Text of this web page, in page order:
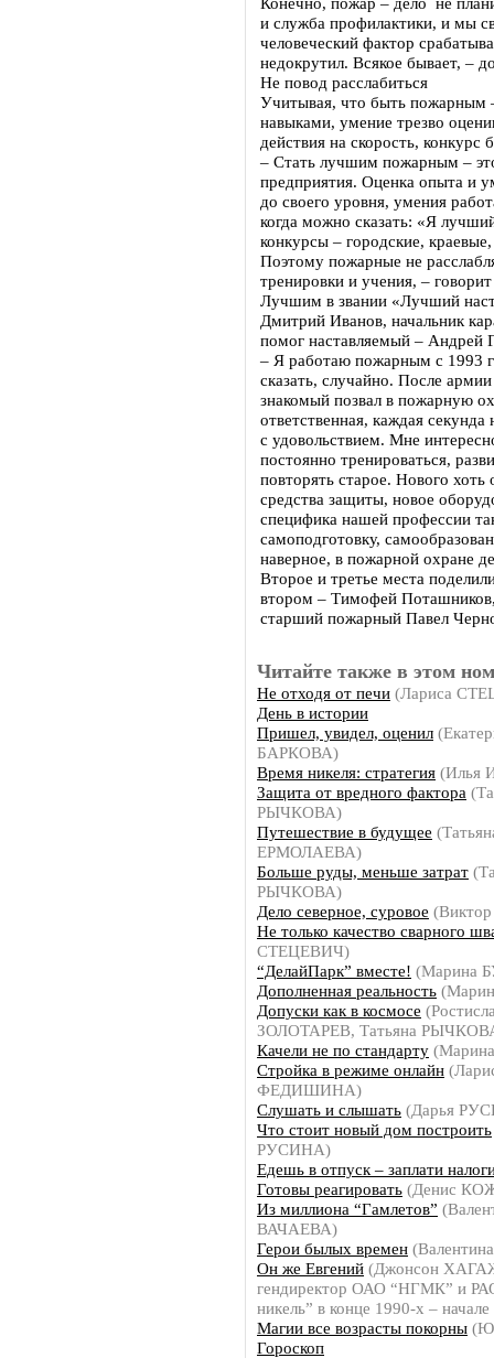
и служба профилактики, и мы
человеческий фактор
недокрутил. Всякое бывает, –
Не повод расслабиться
Учитывая, что быть пожарным
навыками, умение трезво
действия на скорость,
– Стать лучшим пожарным –
предприятия. Оценка опыта и
до своего уровня, умения
когда можно сказать: «Я
конкурсы – городские,
Поэтому пожарные не
тренировки и учения, –
Лучшим в звании «Лучший
Дмитрий Иванов, начальник
помог наставляемый – Андрей
– Я работаю пожарным с 1993
сказать, случайно. После
знакомый позвал в пожарную
ответственная, каждая
с удовольствием. Мне
постоянно тренироваться,
повторять старое. Нового
средства защиты, новое
специфика нашей профессии
самоподготовку,
наверное, в пожарной охране
Второе и третье места
втором – Тимофей Поташников,
старший пожарный Павел
Читайте также в этом
Не отходя от печи (Лариса
День в истории
Пришел, увидел, оценил
БАРКОВА)
Время никеля: стратегия (Илья
Защита от вредного фактора
РЫЧКОВА)
Путешествие в будущее
ЕРМОЛАЕВА)
Больше руды, меньше затрат
РЫЧКОВА)
Дело северное, суровое
Не только качество сварного
СТЕЦЕВИЧ)
“ДелайПарк” вместе! (Марина
Дополненная реальность
Допуски как в космосе
ЗОЛОТАРЕВ, Татьяна
Качели не по стандарту
Стройка в режиме онлайн
ФЕДИШИНА)
Слушать и слышать (Дарья
Что стоит новый дом построить
РУСИНА)
Едешь в отпуск – заплати
Готовы реагировать (Денис
Из миллиона “Гамлетов”
ВАЧАЕВА)
Герои былых времен
Он же Евгений (Джонсон
гендиректор ОАО “НГМК” и
никель” в конце 1990-х –
Магии все возрасты покорны
Гороскоп